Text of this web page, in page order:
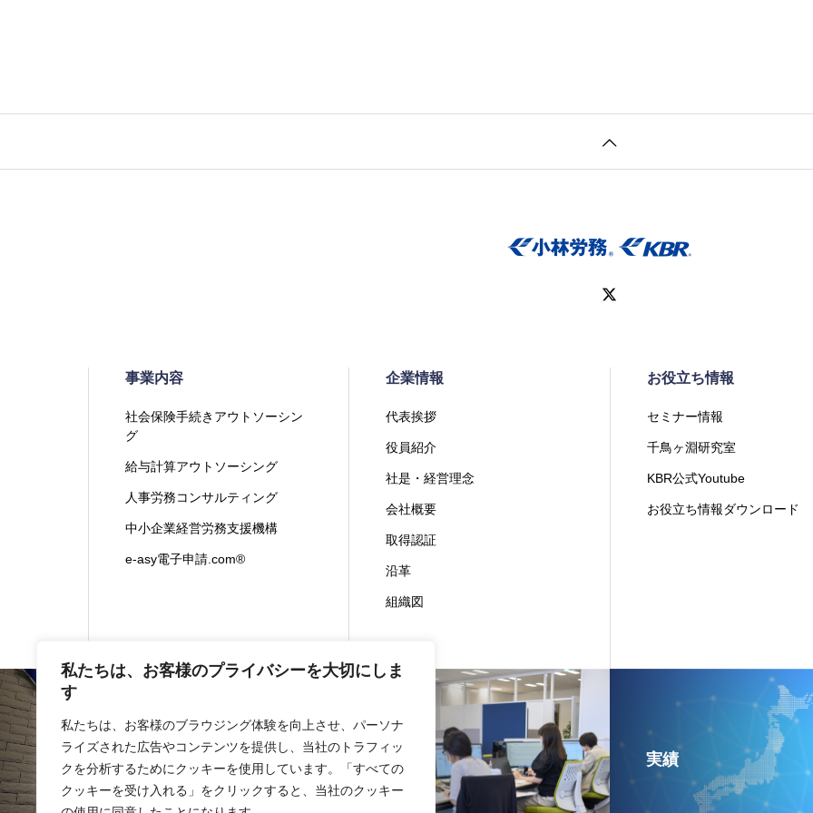
私たちは、お客様のプライバシーを大切にしま
す
私たちは、お客様のブラウジング体験を向上させ、パーソナ
ライズされた広告やコンテンツを提供し、当社のトラフィッ
クを分析するためにクッキーを使用しています。「すべての
クッキーを受け入れる」をクリックすると、当社のクッキー
事業内容
社会保険手続きアウトソーシン
グ
給与計算アウトソーシング
人事労務コンサルティング
中小企業経営労務支援機構
e-asy電子申請.com®
企業情報
代表挨拶
役員紹介
社是・経営理念
会社概要
取得認証
沿革
組織図
お役立ち情報
セミナー情報
千鳥ヶ淵研究室
KBR公式Youtube
お役立ち情報ダウンロード
会社概要 事業内容 実績